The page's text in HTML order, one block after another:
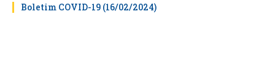
Boletim COVID-19 (16/02/2024)